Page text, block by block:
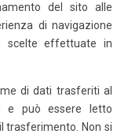
del sito alle
di navigazione
scelte effettuate in
di dati trasferiti al
e può essere letto
trasferimento. Non si